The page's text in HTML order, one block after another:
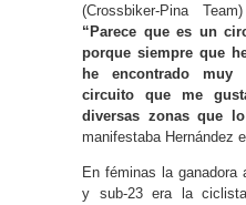
(Crossbiker-Pina
“Parece que es un
porque siempre que
he encontrado
circuito que me
diversas zonas que
manifestaba Hernández
En féminas la ganadora
y sub-23 era la